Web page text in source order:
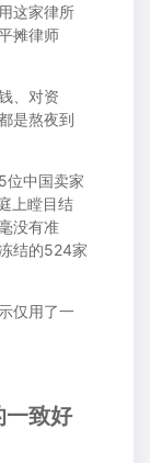
这家律所
摊律师
、对资
是熬夜到
中国卖家
上瞠目结
没有准
结的524家
仅用了一
致好